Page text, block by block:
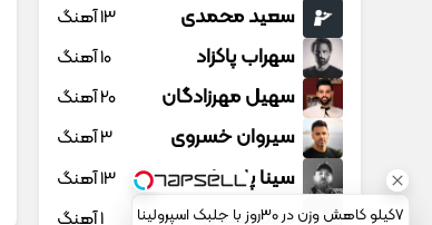
سعید محمدی 13 آهنگ
سهراب پاکزاد 10 آهنگ
سهیل مهرزادگان 20 آهنگ
سیروان خسروی 3 آهنگ
سینا پارسیان 13 آهنگ
سینا پرسیان 1 آهنگ 7کیلو کاهش وزن در 30روز با جلبک اسپرولینا